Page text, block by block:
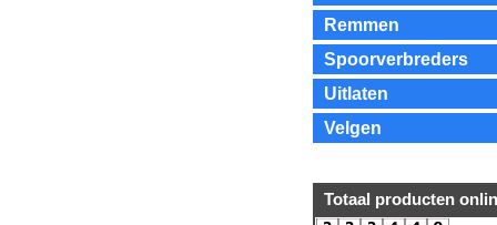
Remmen
Spoorverbreders
Uitlaten
Velgen
Totaal producten